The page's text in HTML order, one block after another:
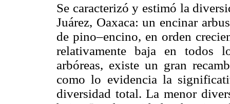
Se caracterizó y estimó la
Juárez, Oaxaca: un encinar
de pino–encino, en orden
relativamente baja en todos
arbóreas, existe un gran
como lo evidencia la
diversidad total. La menor